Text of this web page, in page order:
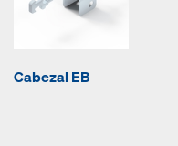
Cabezal EB